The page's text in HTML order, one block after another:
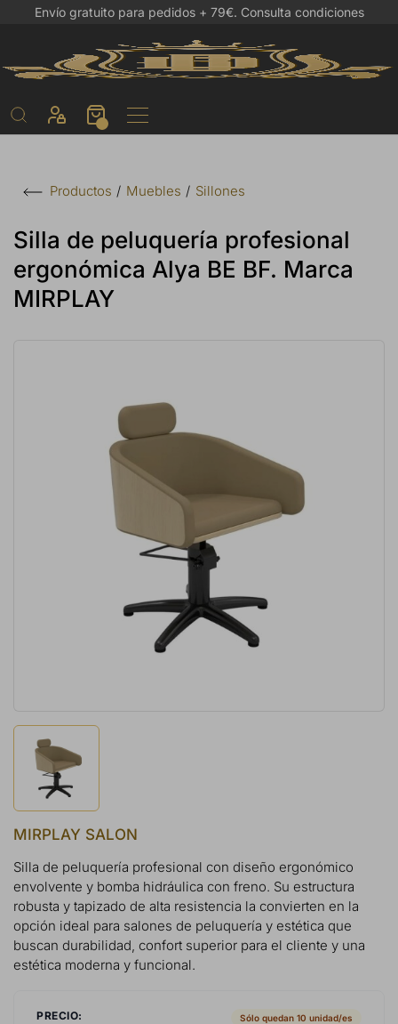
Envío gratuito para pedidos + 79€. Consulta condiciones
Productos Muebles Sillones
Silla de peluquería profesional
ergonómica Alya BE BF. Marca
MIRPLAY
MIRPLAY SALON
Silla de peluquería profesional con diseño ergonómico
envolvente y bomba hidráulica con freno. Su estructura
robusta y tapizado de alta resistencia la convierten en la
opción ideal para salones de peluquería y estética que
buscan durabilidad, confort superior para el cliente y una
estética moderna y funcional.
PRECIO: Sólo quedan 10 unidad/es